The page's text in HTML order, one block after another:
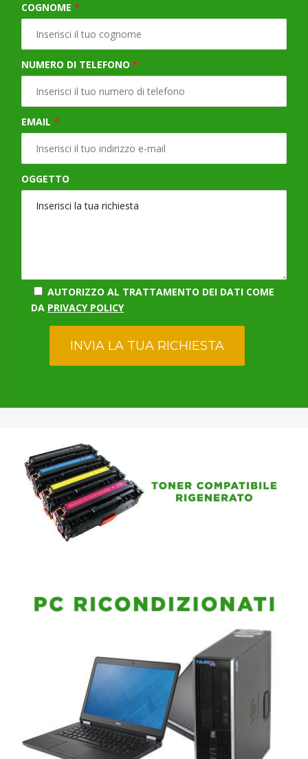
COGNOME *
NUMERO DI TELEFONO *
EMAIL *
OGGETTO
AUTORIZZO AL TRATTAMENTO DEI DATI COME
DA PRIVACY POLICY